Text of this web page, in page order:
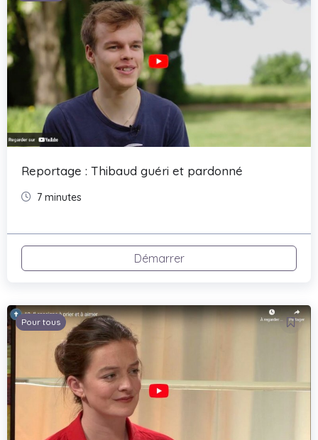
Reportage : Thibaud guéri et pardonné
7 minutes
Démarrer
Pour tous